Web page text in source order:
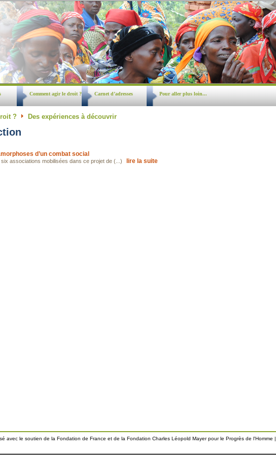
Comment agir le droit ? Carnet d’adresses Pour aller plus loin...
? Des expériences à découvrir
d’un combat social
associations mobilisées dans ce projet de (...) lire la suite
avec le soutien de la Fondation de France et de la Fondation Charles Léopold Mayer pour le Progrès de l'Homme |